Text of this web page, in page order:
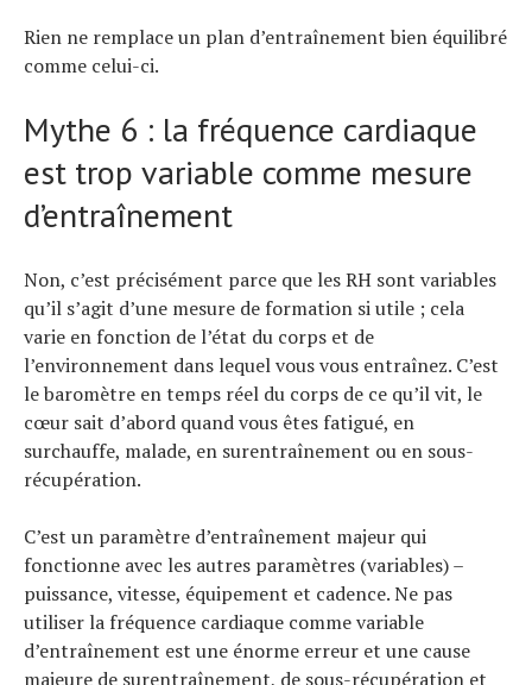
Rien ne remplace un plan d’entraînement bien équilibré
comme celui-ci.
Mythe 6 : la fréquence cardiaque
est trop variable comme mesure
d’entraînement
Non, c’est précisément parce que les RH sont variables
qu’il s’agit d’une mesure de formation si utile ; cela
varie en fonction de l’état du corps et de
l’environnement dans lequel vous vous entraînez. C’est
le baromètre en temps réel du corps de ce qu’il vit, le
cœur sait d’abord quand vous êtes fatigué, en
surchauffe, malade, en surentraînement ou en sous-
récupération.
C’est un paramètre d’entraînement majeur qui
fonctionne avec les autres paramètres (variables) –
puissance, vitesse, équipement et cadence. Ne pas
utiliser la fréquence cardiaque comme variable
d’entraînement est une énorme erreur et une cause
majeure de surentraînement, de sous-récupération et